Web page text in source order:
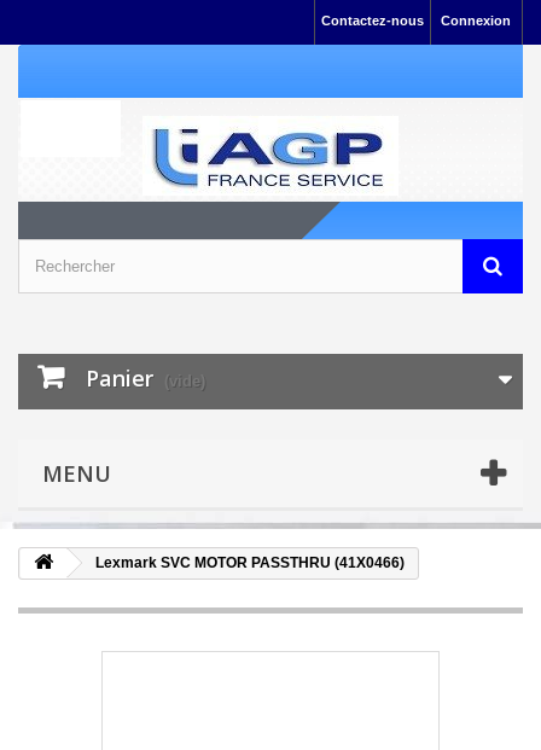
Connexion
Contactez-nous
Panier (vide)
MENU
Lexmark SVC MOTOR PASSTHRU (41X0466)